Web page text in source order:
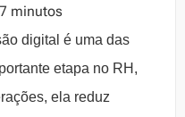
minutos
digital é uma das
etapa no RH,
ela reduz